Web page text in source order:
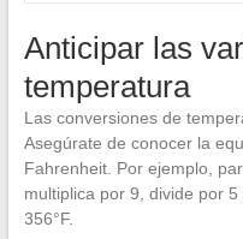
Anticipar las
temperatura
Las conversiones de
Asegúrate de conocer la
Fahrenheit. Por ejemplo,
multiplica por 9, divide por
356°F.